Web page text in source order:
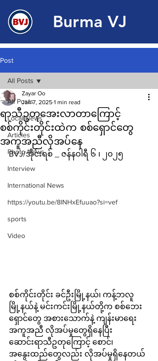
Burma VJ
Post
All Posts
Local News
Articles
Photo News
Interview
International News
https://youtu.be/8lNHxEfuuao?si=vef
sports
Video
All Posts
ရာသီဥတုအေးလာတာကြောင့်
စစ်ကိုင်းတိုင်းထဲက စစ်ရှောင်တွေ
အကူအညီလိုအပ်နေ
Zayar Oo
Jan 7, 2025 1 min read
BVJ/အိုင်းရစ် _ ဇန်နဝါရီ ၆ ၊ ၂၀၂၅
စစ်ကိုင်းတိုင်း ခင်ဦးမြို့နယ်၊ ကန့်ဘလူ
မြို့နယ်နဲ့ မင်းကင်းမြို့နယ်တို့က စစ်ဘေး
ရှောင်တွေ အစားသောက်နဲ့ ကျန်းမာရေး
အကူအညီ လိုအပ်မှုတွေရှိနေပြီး
ဆောင်းရာသီဥတုကြောင့် စောင်၊
အနွေးထည်တွေလည်း လိုအပ်မှုရှိနေတယ်